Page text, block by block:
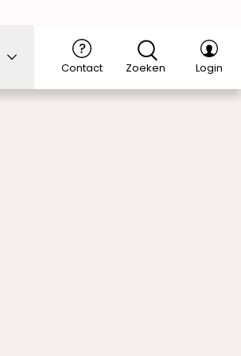
Contact Zoeken Login